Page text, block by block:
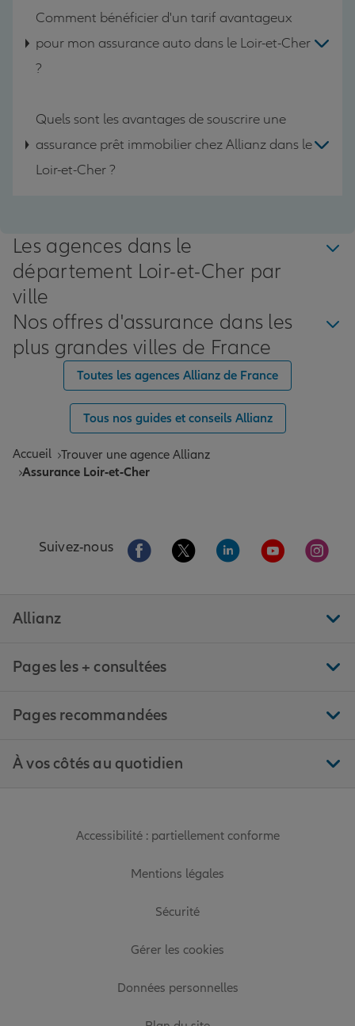
Comment bénéficier d'un tarif avantageux
pour mon assurance auto dans le Loir-et-Cher
?
Quels sont les avantages de souscrire une
assurance prêt immobilier chez Allianz dans le
Loir-et-Cher ?
Les agences dans le
département Loir-et-Cher par
ville
Nos offres d'assurance dans les
plus grandes villes de France
Toutes les agences Allianz de France
Tous nos guides et conseils Allianz
Accueil Trouver une agence Allianz
Assurance Loir-et-Cher
Suivez-nous Aller sur la page Facebook de Allianz
Aller sur la page Twitter de
Aller sur la page
Aller sur la
Aller
Allianz
Pages les + consultées
Pages recommandées
À vos côtés au quotidien
Accessibilité : partiellement conforme
Mentions légales
Sécurité
Gérer les cookies
Données personnelles